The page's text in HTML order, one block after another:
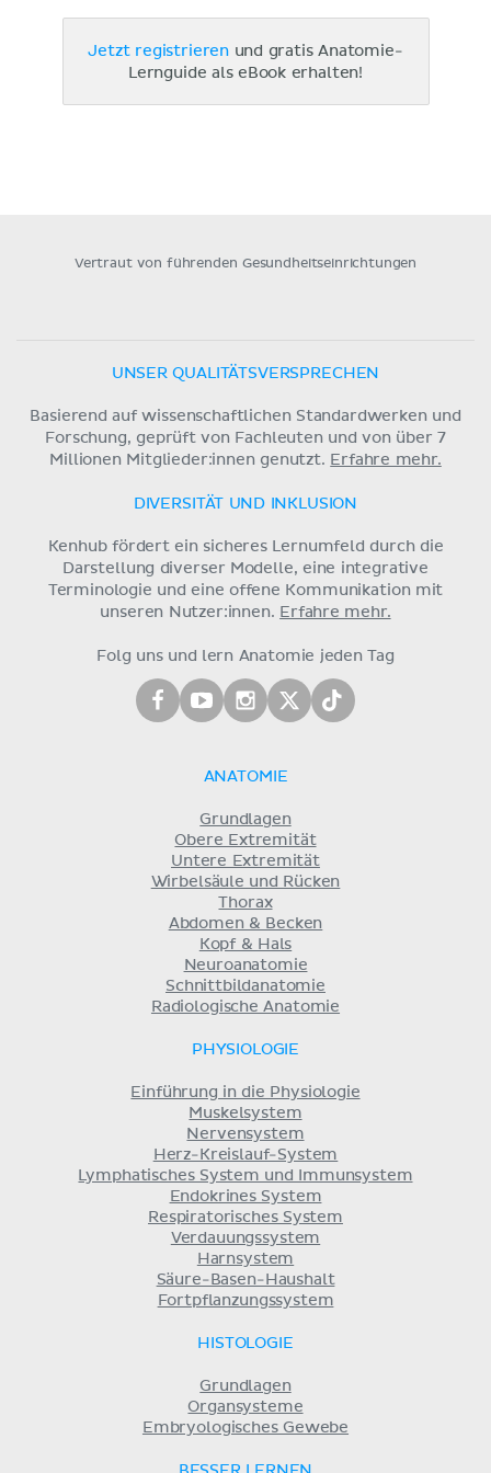
Jetzt registrieren und gratis Anatomie-
Lernguide als eBook erhalten!
Vertraut von führenden Gesundheitseinrichtungen
UNSER QUALITÄTSVERSPRECHEN
Basierend auf wissenschaftlichen Standardwerken und
Forschung, geprüft von Fachleuten und von über 7
Millionen Mitglieder:innen genutzt. Erfahre mehr.
DIVERSITÄT UND INKLUSION
Kenhub fördert ein sicheres Lernumfeld durch die
Darstellung diverser Modelle, eine integrative
Terminologie und eine offene Kommunikation mit
unseren Nutzer:innen. Erfahre mehr.
Folg uns und lern Anatomie jeden Tag
ANATOMIE
Grundlagen
Obere Extremität
Untere Extremität
Wirbelsäule und Rücken
Thorax
Abdomen & Becken
Kopf & Hals
Neuroanatomie
Schnittbildanatomie
Radiologische Anatomie
PHYSIOLOGIE
Einführung in die Physiologie
Muskelsystem
Nervensystem
Herz-Kreislauf-System
Lymphatisches System und Immunsystem
Endokrines System
Respiratorisches System
Verdauungssystem
Harnsystem
Säure-Basen-Haushalt
Fortpflanzungssystem
HISTOLOGIE
Grundlagen
Organsysteme
Embryologisches Gewebe